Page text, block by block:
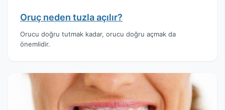
Oruç neden tuzla açılır?
Orucu doğru tutmak kadar, orucu doğru açmak da
önemlidir.